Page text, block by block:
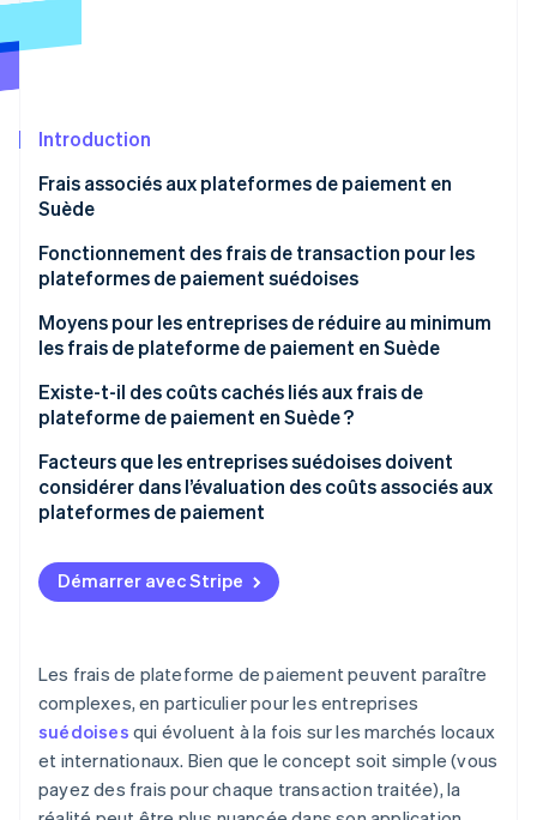
Radar
Constitution de start-up
Élimination du carbone
Vérification de l'identité
Stripe Sessions 2026
Découvrez comment Stripe construit l’infrastructure
Regarder la vidéo
Stripe App Marketplace
Introduction
Frais associés aux plateformes de paiement en
Suède
Frais de transaction
Frais mensuels ou d’abonnement
Frais d’installation
Frais de conversion de devises
Frais de virement ou de règlement
Frais supplémentaires
Fonctionnement des frais de transaction pour les
plateformes de paiement suédoises
Moyens pour les entreprises de réduire au minimum
les frais de plateforme de paiement en Suède
Optimisez votre plateforme de paiement
Privilégiez les paiements locaux
Réduisez les remboursements et les contestations
de paiement
Surveillez vos frais
avantage
Influencez le comportement des clients
Existe-t-il des coûts cachés liés aux frais de
plateforme de paiement en Suède ?
Facteurs que les entreprises suédoises doivent
considérer dans l’évaluation des coûts associés aux
plateformes de paiement
Vos coûts de transaction réels
Paiements transfrontaliers
Préférences des consommateurs
Flexibilité de virement
Compatibilité à long terme
Démarrer avec Stripe
Les frais de plateforme de paiement peuvent paraître
complexes, en particulier pour les entreprises
suédoises qui évoluent à la fois sur les marchés locaux
et internationaux. Bien que le concept soit simple (vous
payez des frais pour chaque transaction traitée), la